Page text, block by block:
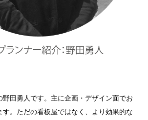
田勇人です。主に企画・デザイン面でお
。ただの看板屋ではなく、より効果的な